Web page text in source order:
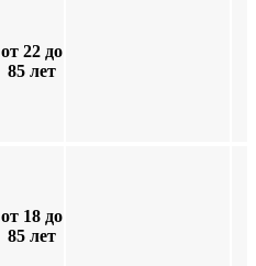
от 22 до
85 лет
от 18 до
85 лет